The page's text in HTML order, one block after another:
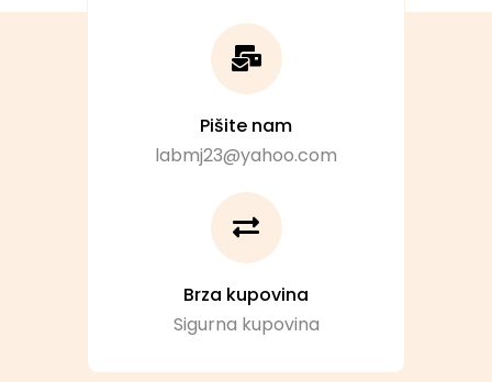
Pišite nam
labmj23@yahoo.com
Brza kupovina
Sigurna kupovina